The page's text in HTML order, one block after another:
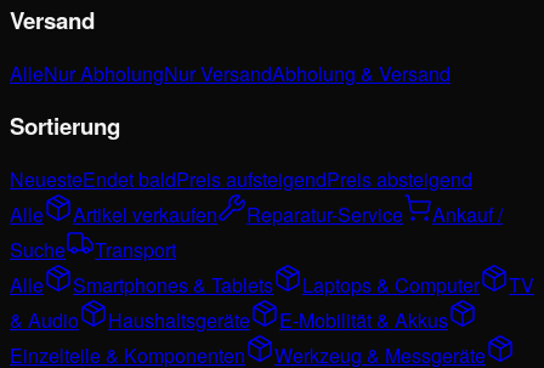
Versand
AlleNur AbholungNur VersandAbholung & Versand
Sortierung
NeuesteEndet baldPreis aufsteigendPreis absteigend
Alle
Artikel verkaufen Reparatur-Service
Ankauf /
Suche
Transport
Alle
Smartphones & Tablets Laptops & Computer
TV
& Audio
Haushaltsgeräte
E-Mobilität & Akkus
Einzelteile & Komponenten
Werkzeug & Messgeräte